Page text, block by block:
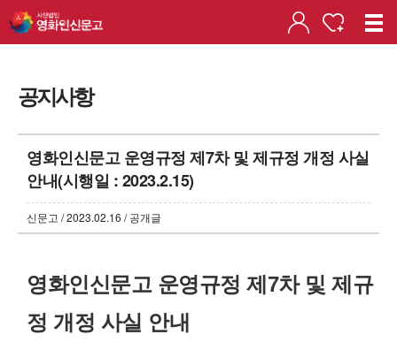
공지사항
영화인신문고 운영규정 제7차 및 제규정 개정 사실
안내(시행일 : 2023.2.15)
신문고 / 2023.02.16 / 공개글
영화인신문고 운영규정 제7차 및 제규
정 개정 사실 안내